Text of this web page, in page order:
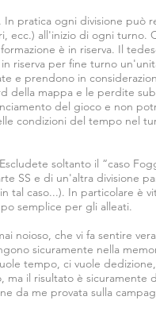
pratica ogni divisione può
ecc.) all'inizio di ogni turno.
è in riserva. Il
riserva per fine turno
e prendono in
della mappa e le perdite
del gioco e non
condizioni del tempo nel
soltanto il “caso
SS e di un'altra divisione
tal caso...). In particolare è
semplice per gli alleati.
noioso, che vi fa sentire
sicuramente nella
tempo, ci vuole
ma il risultato è
da me provata sulla